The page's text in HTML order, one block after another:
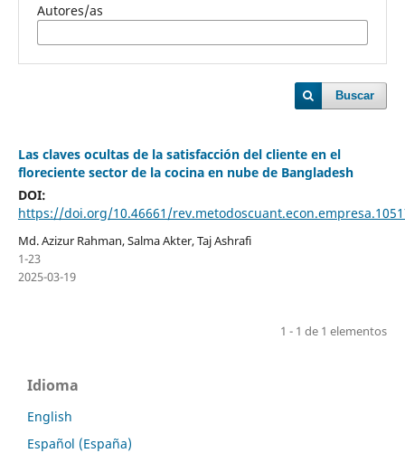
Autores/as
Buscar
Las claves ocultas de la satisfacción del cliente en el
floreciente sector de la cocina en nube de Bangladesh
DOI:
https://doi.org/10.46661/
Md. Azizur Rahman, Salma Akter, Taj Ashrafi
1-23
2025-03-19
1 - 1 de 1 elementos
Idioma
English
Español (España)